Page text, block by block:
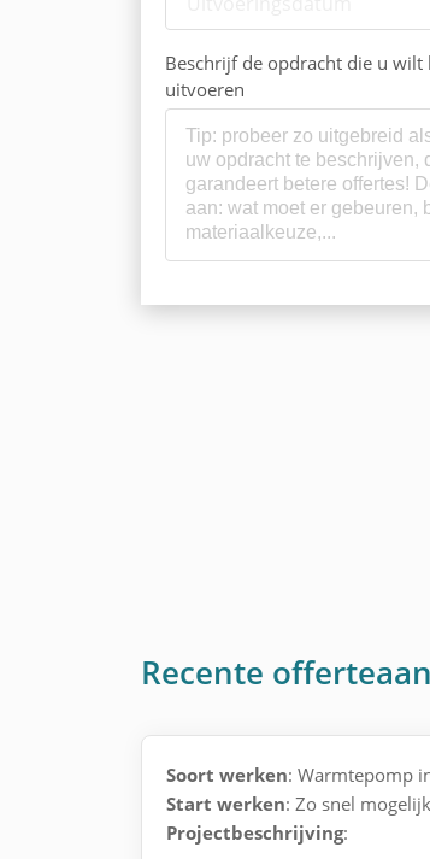
Beschrijf de opdracht die u wilt
uitvoeren
Recente
Soort werken: Warmtepomp
Start werken: Zo snel mogelijk
Projectbeschrijving: